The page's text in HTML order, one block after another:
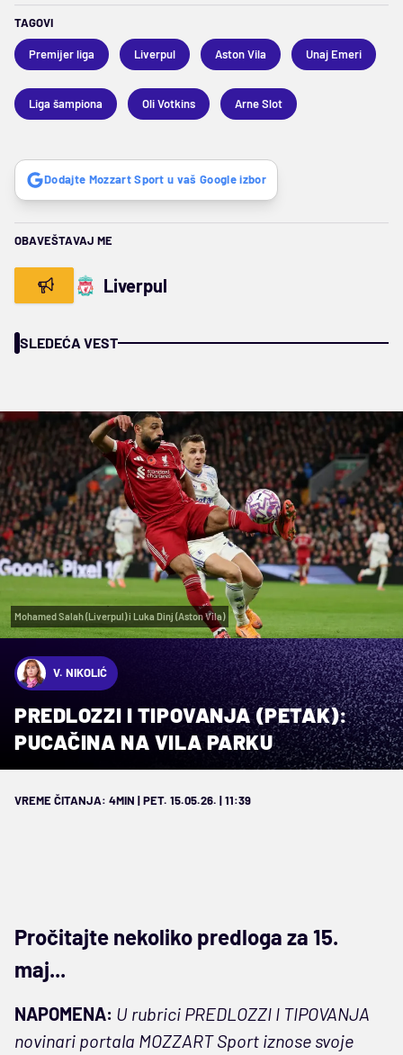
TAGOVI
Premijer liga Liverpul Aston Vila Unaj Emeri
Liga šampiona Oli Votkins Arne Slot
Dodajte Mozzart Sport u vaš Google izbor
OBAVEŠTAVAJ ME
Liverpul
SLEDEĆA VEST
Mohamed Salah (Liverpul) i Luka Dinj (Aston Vila)
V. NIKOLIĆ
PREDLOZZI I TIPOVANJA (PETAK):
PUCAČINA NA VILA PARKU
VREME ČITANJA: 4MIN | PET. 15.05.26. | 11:39
Pročitajte nekoliko predloga za 15.
maj...
NAPOMENA: U rubrici PREDLOZZI I TIPOVANJA
novinari portala MOZZART Sport iznose svoje